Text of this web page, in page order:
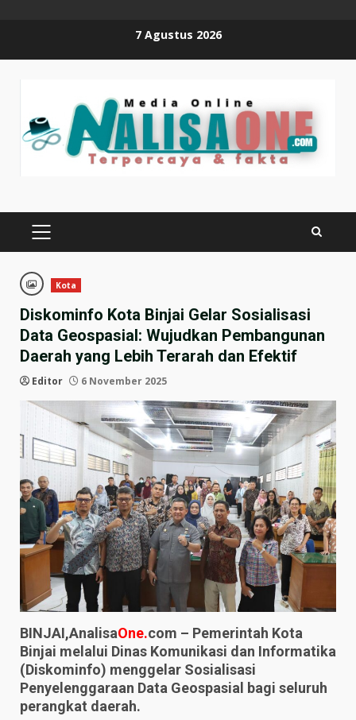
7 Agustus 2026
PRIMARY
Kota
Diskominfo Kota Binjai Gelar Sosialisasi
Data Geospasial: Wujudkan Pembangunan
Daerah yang Lebih Terarah dan Efektif
Editor 6 November 2025
BINJAI,AnalisaOne.com – Pemerintah Kota
Binjai melalui Dinas Komunikasi dan Informatika
(Diskominfo) menggelar Sosialisasi
Penyelenggaraan Data Geospasial bagi seluruh
perangkat daerah.